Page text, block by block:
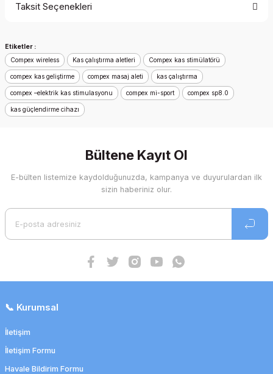
Soru Sor
Taksit Seçenekleri
Etiketler :
Compex wireless
Kas çalıştırma aletleri Compex kas stimülatörü
compex kas geliştirme compex masaj aleti kas çalıştırma
compex –elektrik kas stimulasyonu compex mi-sport compex sp8.0
kas güçlendirme cihazı
Bültene Kayıt Ol
E-bülten listemize kaydolduğunuzda, kampanya ve duyurulardan ilk
sizin haberiniz olur.
📞 Kurumsal
İletişim
İletişim Formu
Havale Bildirim Formu